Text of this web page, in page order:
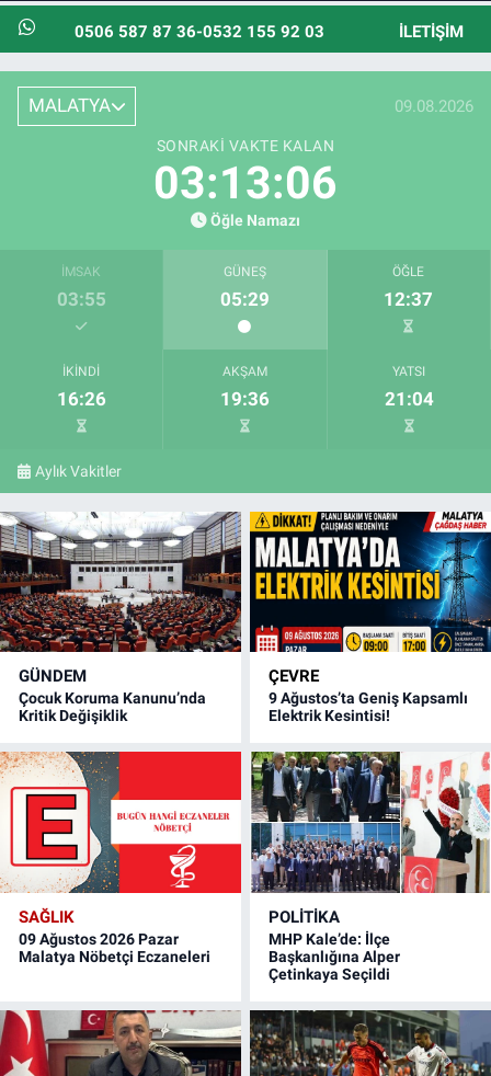
0506 587 87 36-0532 155 92 03 İLETIŞIM
MALATYA 09.08.2026
SONRAKI VAKTE KALAN
03:13:04
Öğle Namazı
İMSAK
03:55
GÜNEŞ
05:29
ÖĞLE
12:37
İKINDI
16:26
AKŞAM
19:36
YATSI
21:04
Aylık Vakitler
GÜNDEM
Çocuk Koruma Kanunu’nda
Kritik Değişiklik
ÇEVRE
9 Ağustos’ta Geniş Kapsamlı
Elektrik Kesintisi!
SAĞLIK
09 Ağustos 2026 Pazar
Malatya Nöbetçi Eczaneleri
POLITIKA
MHP Kale’de: İlçe
Başkanlığına Alper
Çetinkaya Seçildi